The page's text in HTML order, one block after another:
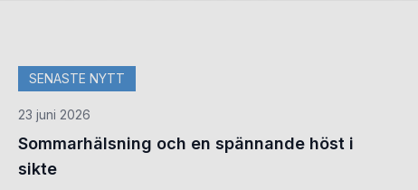
SENASTE NYTT
23 juni 2026
Sommarhälsning och en spännande höst i
sikte